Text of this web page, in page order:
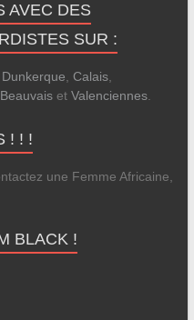
AVEC DES
SUR :
Dunkerque Calais,
Beauvaiset Valenciennes.
! ! !
une Femme Africaine,
BLACK !